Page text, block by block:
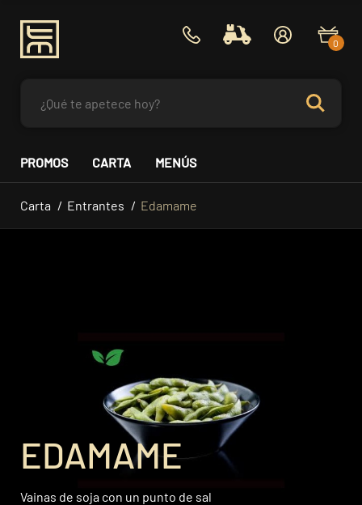
0
PROMOS CARTA MENÚS
Carta Entrantes Edamame
EDAMAME
Vainas de soja con un punto de sal